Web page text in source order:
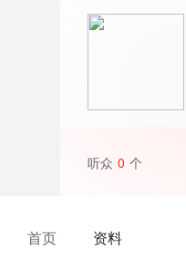
听众 0 个
首页 资料